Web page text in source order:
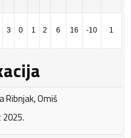
3 0 1 2 6 16 -10 1
Ribnjak, Omiš